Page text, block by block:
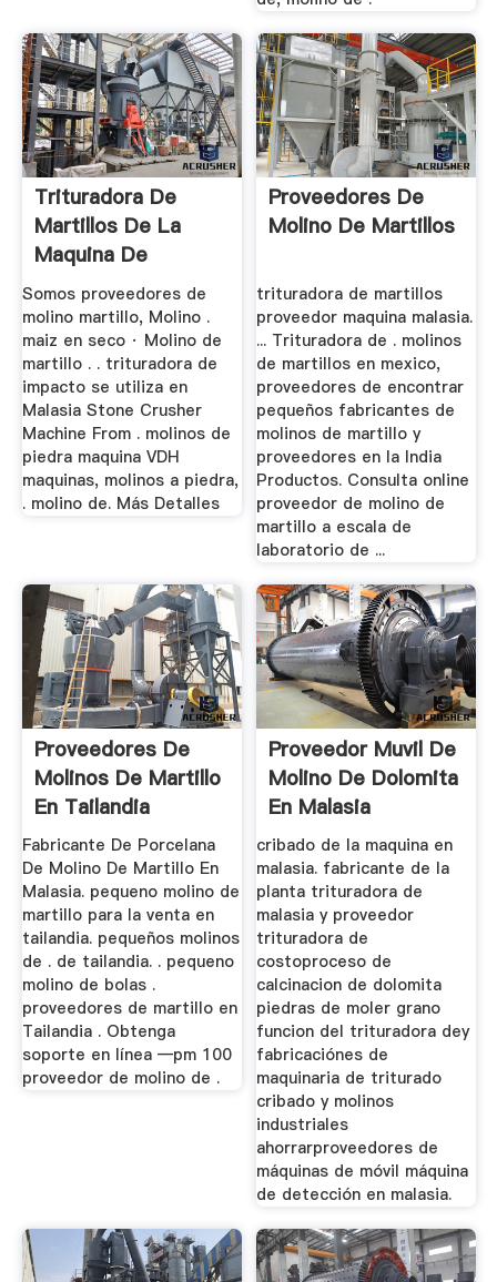
Trituradora De
Martillos De La
Maquina De
Proveedores De ...
Somos proveedores de
molino martillo, Molino .
maiz en seco · Molino de
martillo . . trituradora de
impacto se utiliza en
Malasia Stone Crusher
Machine From . molinos de
piedra maquina VDH
maquinas, molinos a piedra,
. molino de. Más Detalles
Proveedores De
Molino De Martillos
trituradora de martillos
proveedor maquina malasia.
... Trituradora de . molinos
de martillos en mexico,
proveedores de encontrar
pequeños fabricantes de
molinos de martillo y
proveedores en la India
Productos. Consulta online
proveedor de molino de
martillo a escala de
laboratorio de ...
Proveedores De
Molinos De Martillo
En Tailandia
Fabricante De Porcelana
De Molino De Martillo En
Malasia. pequeno molino de
martillo para la venta en
tailandia. pequeños molinos
de . de tailandia. . pequeno
molino de bolas .
proveedores de martillo en
Tailandia . Obtenga
soporte en línea —pm 100
proveedor de molino de .
Proveedor Muvil De
Molino De Dolomita
En Malasia
cribado de la maquina en
malasia. fabricante de la
planta trituradora de
malasia y proveedor
trituradora de
costoproceso de
calcinacion de dolomita
piedras de moler grano
funcion del trituradora dey
fabricaciónes de
maquinaria de triturado
cribado y molinos
industriales
ahorrarproveedores de
máquinas de móvil máquina
de detección en malasia.